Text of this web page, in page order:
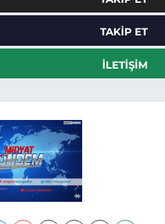
TAKIP ET
İLETIŞIM